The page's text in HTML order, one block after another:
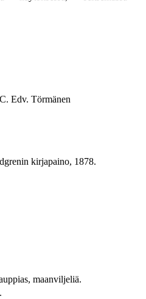
Edv. Törmänen
kirjapaino, 1878.
maanviljeliä.